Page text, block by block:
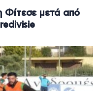
Φίτεσε μετά από